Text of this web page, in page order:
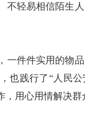
不轻易相信陌生
一件件实用的物
也践行了“人民
用心用情解决